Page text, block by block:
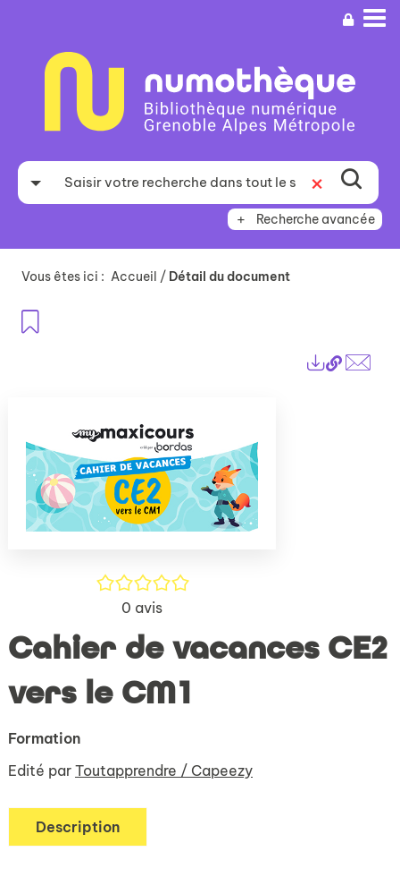
recherche
Recherche avancée
Vous êtes ici : Accueil / Détail du document
Lien
/5
0 avis
Cahier de vacances CE2
vers le CM1
Formation
Edité par Toutapprendre / Capeezy
Description